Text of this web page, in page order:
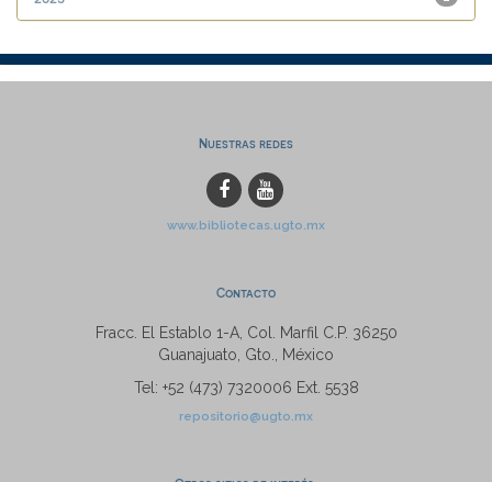
Nuestras redes
www.bibliotecas.ugto.mx
Contacto
Fracc. El Establo 1-A, Col. Marfil C.P. 36250
Guanajuato, Gto., México
Tel: +52 (473) 7320006 Ext. 5538
repositorio@ugto.mx